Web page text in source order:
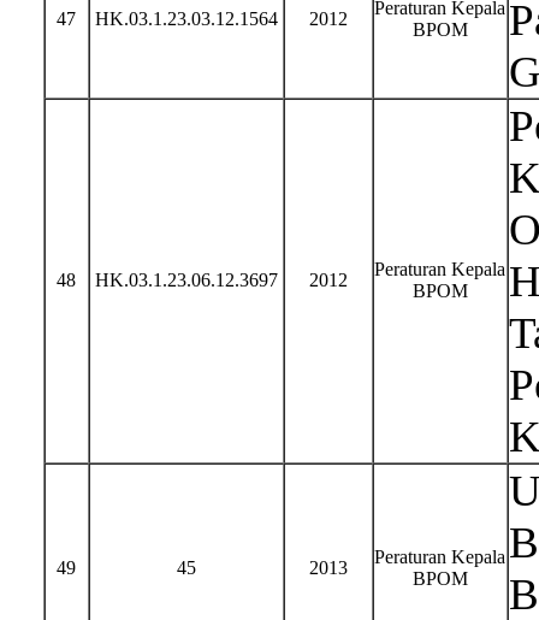
47 HK.03.1.23.03.12.1564 2012
Peraturan Kepala
BPOM
48 HK.03.1.23.06.12.3697 2012
Peraturan Kepala
BPOM
49 45 2013
Peraturan Kepala
BPOM